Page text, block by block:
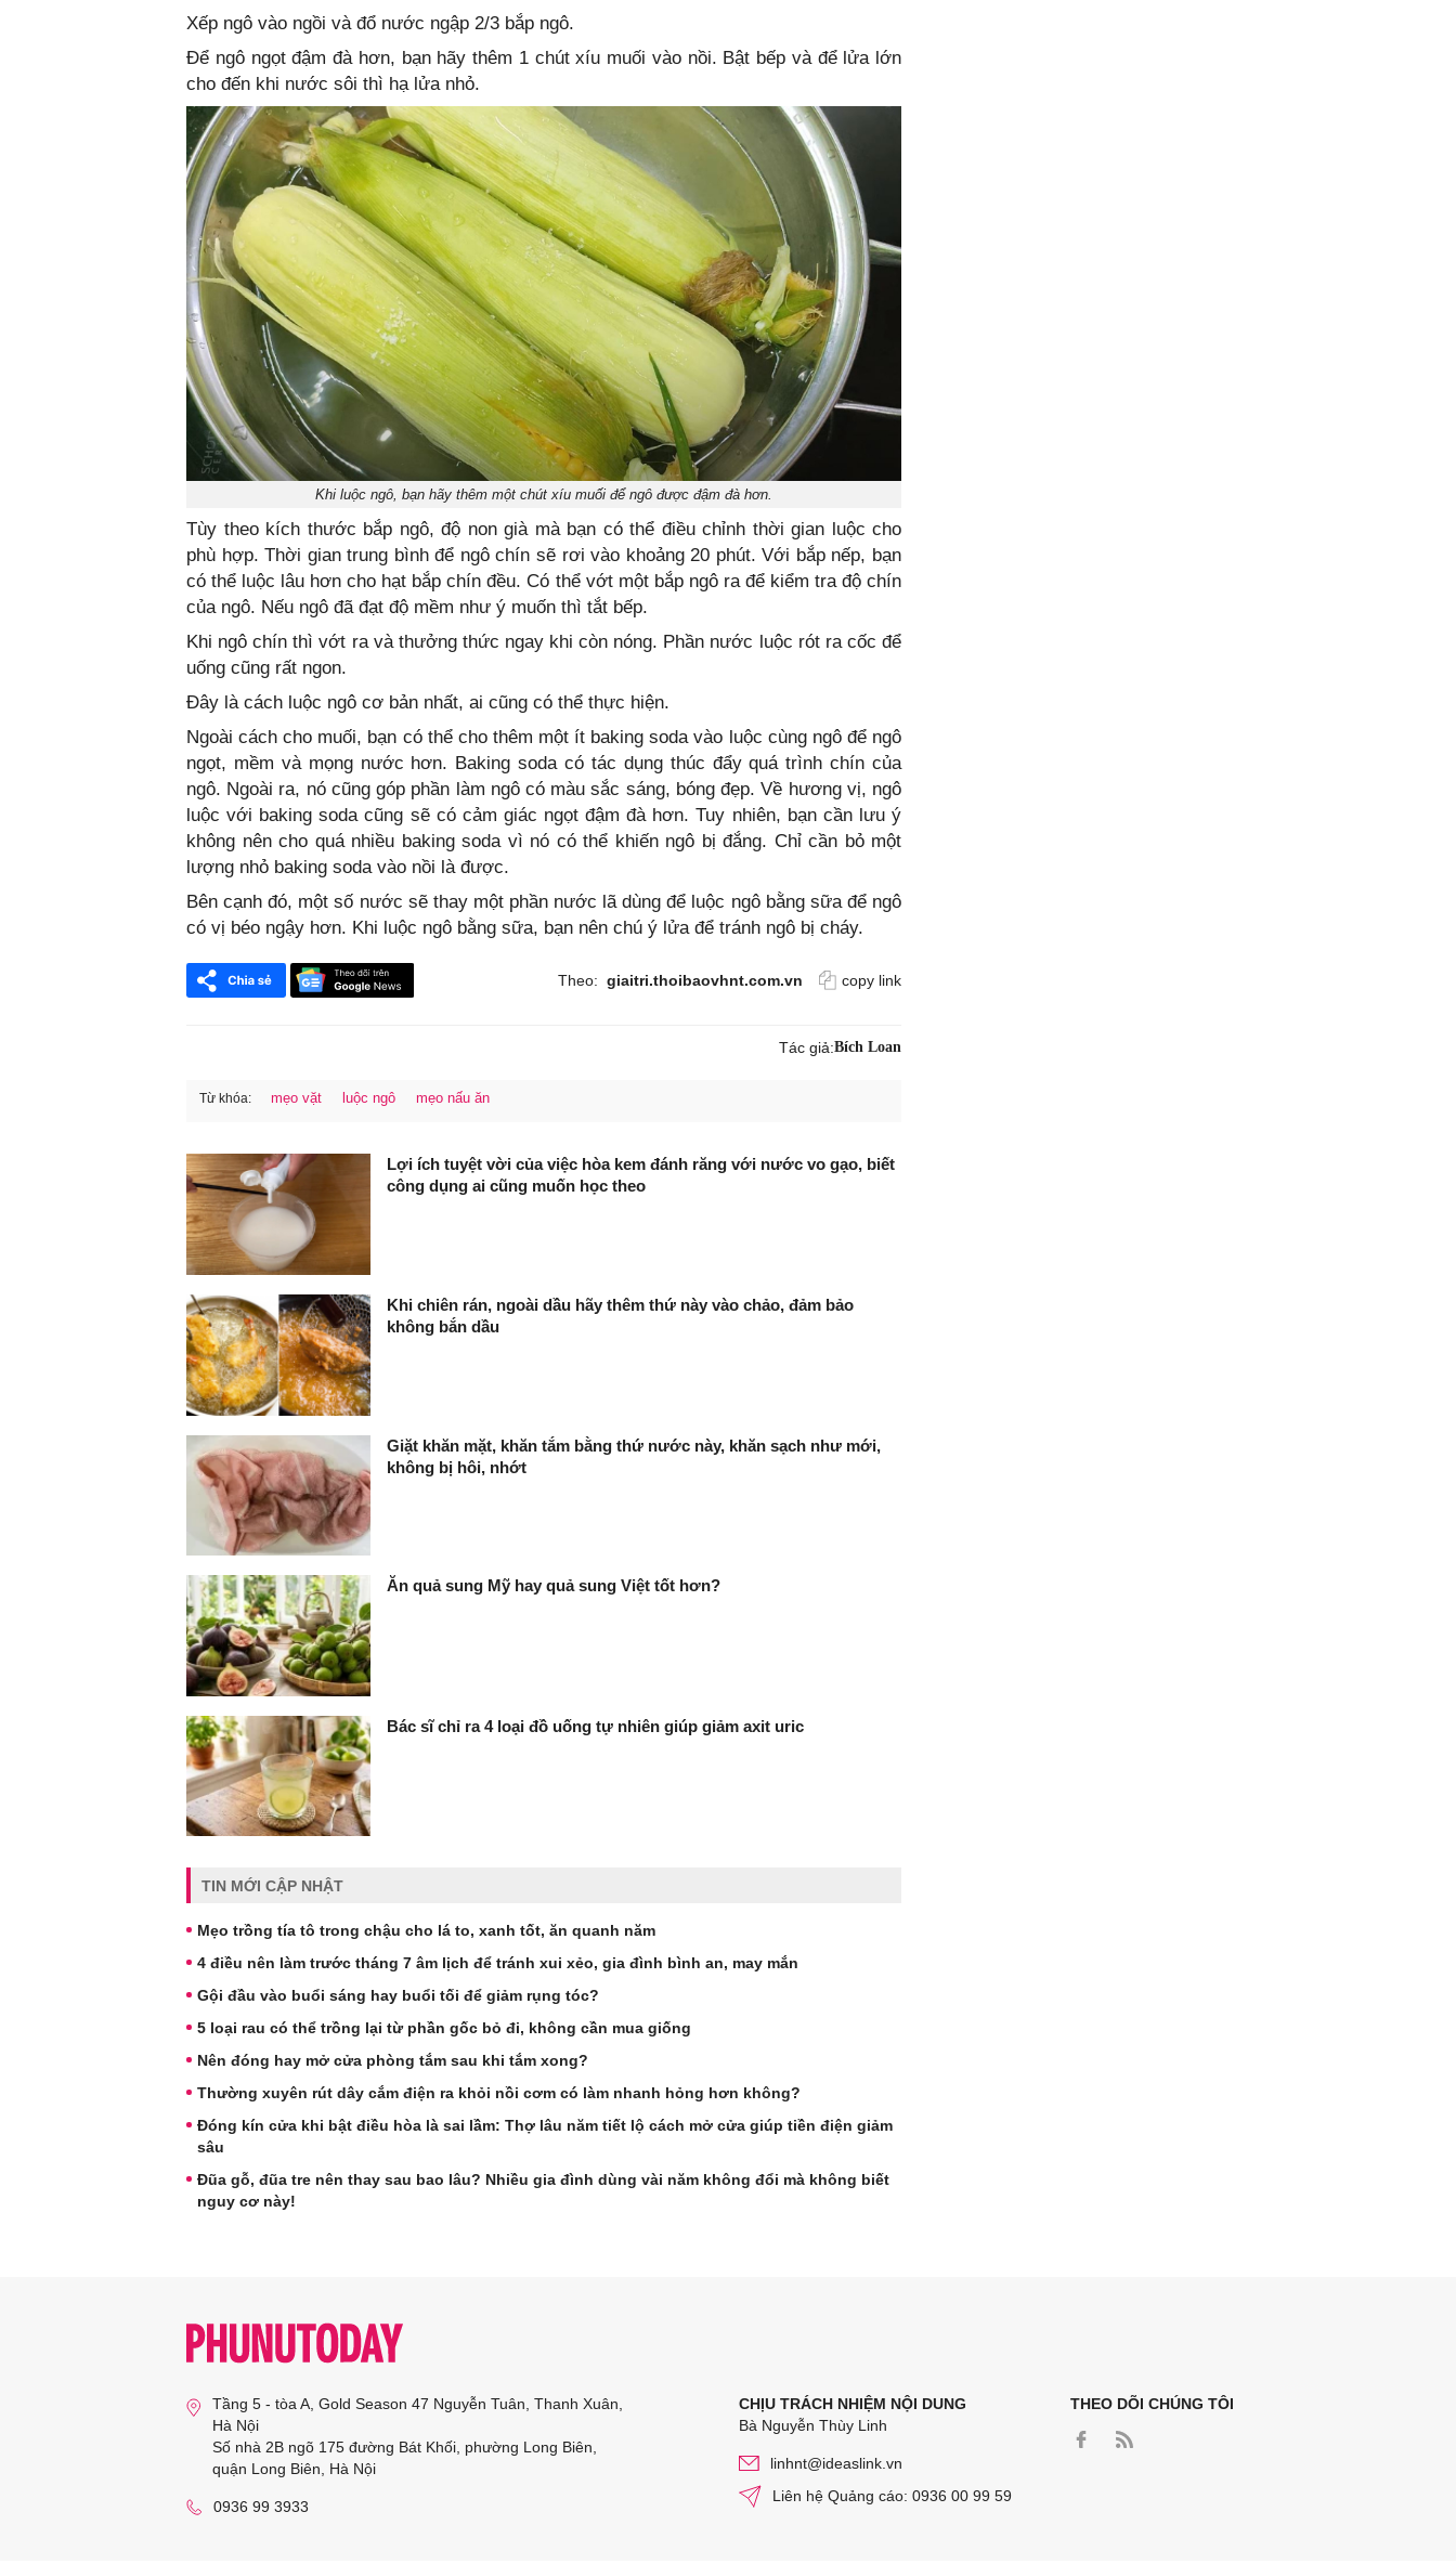
Xếp ngô vào ngồi và đổ nước ngập 2/3 bắp ngô.
Để ngô ngọt đậm đà hơn, bạn hãy thêm 1 chút xíu muối vào nồi. Bật bếp và để lửa lớn
cho đến khi nước sôi thì hạ lửa nhỏ.
Khi luộc ngô, bạn hãy thêm một chút xíu muối để ngô được đậm đà hơn.
Tùy theo kích thước bắp ngô, độ non già mà bạn có thể điều chỉnh thời gian luộc cho
phù hợp. Thời gian trung bình để ngô chín sẽ rơi vào khoảng 20 phút. Với bắp nếp, bạn
có thể luộc lâu hơn cho hạt bắp chín đều. Có thể vớt một bắp ngô ra để kiểm tra độ chín
của ngô. Nếu ngô đã đạt độ mềm như ý muốn thì tắt bếp.
Khi ngô chín thì vớt ra và thưởng thức ngay khi còn nóng. Phần nước luộc rót ra cốc để
uống cũng rất ngon.
Đây là cách luộc ngô cơ bản nhất, ai cũng có thể thực hiện.
Ngoài cách cho muối, bạn có thể cho thêm một ít baking soda vào luộc cùng ngô để ngô
ngọt, mềm và mọng nước hơn. Baking soda có tác dụng thúc đẩy quá trình chín của
ngô. Ngoài ra, nó cũng góp phần làm ngô có màu sắc sáng, bóng đẹp. Về hương vị, ngô
luộc với baking soda cũng sẽ có cảm giác ngọt đậm đà hơn. Tuy nhiên, bạn cần lưu ý
không nên cho quá nhiều baking soda vì nó có thể khiến ngô bị đắng. Chỉ cần bỏ một
lượng nhỏ baking soda vào nồi là được.
Bên cạnh đó, một số nước sẽ thay một phần nước lã dùng để luộc ngô bằng sữa để ngô
có vị béo ngậy hơn. Khi luộc ngô bằng sữa, bạn nên chú ý lửa để tránh ngô bị cháy.
Theo: giaitri.thoibaovhnt.com.vn copy link
Tác giả:Bích Loan
Từ khóa: mẹo vặt luộc ngô mẹo nấu ăn
Lợi ích tuyệt vời của việc hòa kem đánh răng với nước vo gạo, biết
công dụng ai cũng muốn học theo
Khi chiên rán, ngoài dầu hãy thêm thứ này vào chảo, đảm bảo
không bắn dầu
Giặt khăn mặt, khăn tắm bằng thứ nước này, khăn sạch như mới,
không bị hôi, nhớt
Ăn quả sung Mỹ hay quả sung Việt tốt hơn?
Bác sĩ chỉ ra 4 loại đồ uống tự nhiên giúp giảm axit uric
TIN MỚI CẬP NHẬT
Mẹo trồng tía tô trong chậu cho lá to, xanh tốt, ăn quanh năm
4 điều nên làm trước tháng 7 âm lịch để tránh xui xẻo, gia đình bình an, may mắn
Gội đầu vào buổi sáng hay buổi tối để giảm rụng tóc?
5 loại rau có thể trồng lại từ phần gốc bỏ đi, không cần mua giống
Nên đóng hay mở cửa phòng tắm sau khi tắm xong?
Thường xuyên rút dây cắm điện ra khỏi nồi cơm có làm nhanh hỏng hơn không?
Đóng kín cửa khi bật điều hòa là sai lầm: Thợ lâu năm tiết lộ cách mở cửa giúp tiền điện giảm
sâu
Đũa gỗ, đũa tre nên thay sau bao lâu? Nhiều gia đình dùng vài năm không đổi mà không biết
nguy cơ này!
Tầng 5 - tòa A, Gold Season 47 Nguyễn Tuân, Thanh Xuân,
Hà Nội
Số nhà 2B ngõ 175 đường Bát Khối, phường Long Biên,
quận Long Biên, Hà Nội
0936 99 3933
CHỊU TRÁCH NHIỆM NỘI DUNG
Bà Nguyễn Thùy Linh
linhnt@ideaslink.vn
Liên hệ Quảng cáo: 0936 00 99 59
THEO DÕI CHÚNG TÔI